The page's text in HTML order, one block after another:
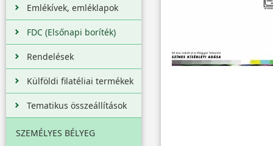
Emlékívek, emléklapok
FDC (Elsőnapi boríték)
Rendelések
Külföldi filatéliai termékek
Tematikus összeállítások
SZEMÉLYES BÉLYEG